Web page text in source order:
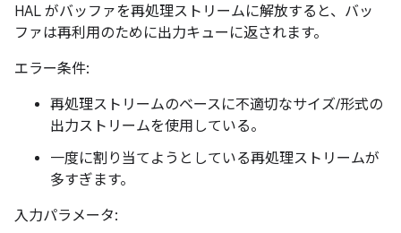
HAL がバッファを再処理ストリームに解放すると、バッ
ファは再利用のために出力キューに返されます。
エラー条件:
再処理ストリームのベースに不適切なサイズ/形式の
出力ストリームを使用している。
一度に割り当てようとしている再処理ストリームが
多すぎます。
入力パラメータ: